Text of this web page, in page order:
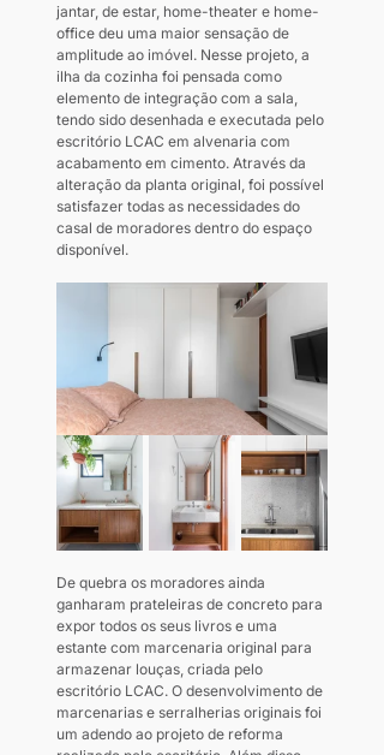
jantar, de estar, home-theater e home-
office deu uma maior sensação de
amplitude ao imóvel. Nesse projeto, a
ilha da cozinha foi pensada como
elemento de integração com a sala,
tendo sido desenhada e executada pelo
escritório LCAC em alvenaria com
acabamento em cimento. Através da
alteração da planta original, foi possível
satisfazer todas as necessidades do
casal de moradores dentro do espaço
disponível.
De quebra os moradores ainda
ganharam prateleiras de concreto para
expor todos os seus livros e uma
estante com marcenaria original para
armazenar louças, criada pelo
escritório LCAC. O desenvolvimento de
marcenarias e serralherias originais foi
um adendo ao projeto de reforma